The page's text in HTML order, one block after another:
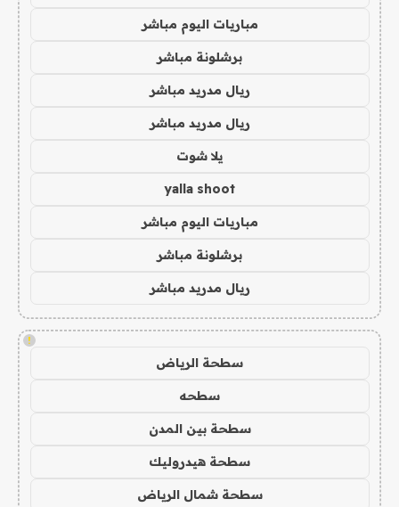
مباريات اليوم مباشر
برشلونة مباشر
ريال مدريد مباشر
ريال مدريد مباشر
يلا شوت
yalla shoot
مباريات اليوم مباشر
برشلونة مباشر
ريال مدريد مباشر
!
سطحة الرياض
سطحه
سطحة بين المدن
سطحة هيدروليك
سطحة شمال الرياض